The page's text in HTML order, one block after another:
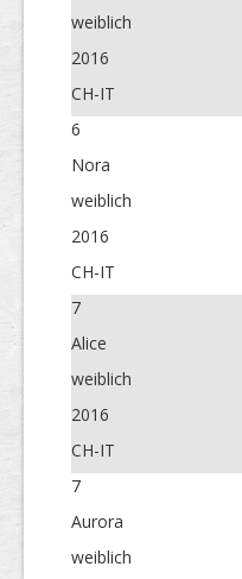
weiblich
2016
CH-IT
6
Nora
weiblich
2016
CH-IT
7
Alice
weiblich
2016
CH-IT
7
Aurora
weiblich